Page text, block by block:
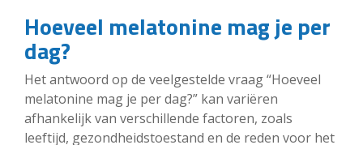
Hoeveel melatonine mag je per
dag?
Het antwoord op de veelgestelde vraag “Hoeveel
melatonine mag je per dag?” kan variëren
afhankelijk van verschillende factoren, zoals
leeftijd, gezondheidstoestand en de reden voor het